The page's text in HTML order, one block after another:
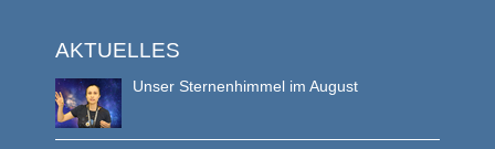
AKTUELLES
Unser Sternenhimmel im August